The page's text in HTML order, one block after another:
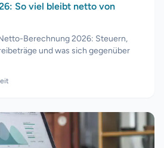
So viel bleibt netto von
Berechnung 2026: Steuern,
und was sich gegenüber